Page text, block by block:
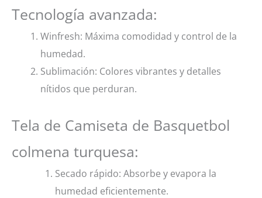
Tecnología avanzada:
Winfresh: Máxima comodidad y control de la
humedad.
Sublimación: Colores vibrantes y detalles
nítidos que perduran.
Tela de Camiseta de Basquetbol
colmena turquesa:
Secado rápido: Absorbe y evapora la
humedad eficientemente.